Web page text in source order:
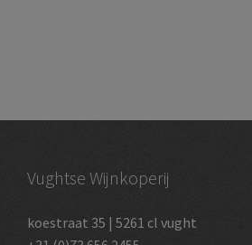
Vughtse Wijnkoperij
koestraat 35 | 5261 cl vught